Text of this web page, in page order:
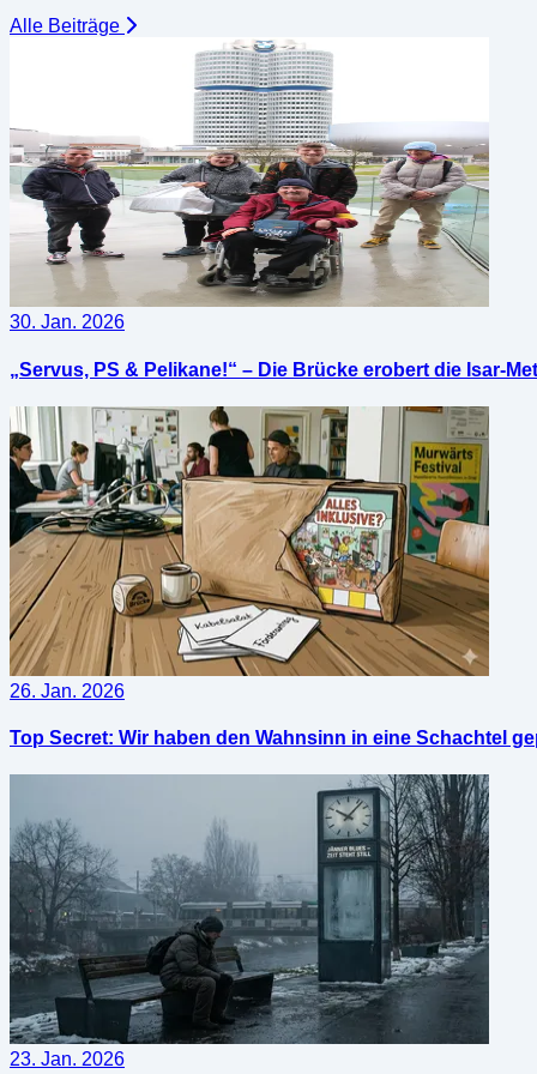
Alle Beiträge
30. Jan. 2026
„Servus, PS & Pelikane!“ – Die Brücke erobert die Isar-
26. Jan. 2026
Top Secret: Wir haben den Wahnsinn in eine Schachtel
23. Jan. 2026